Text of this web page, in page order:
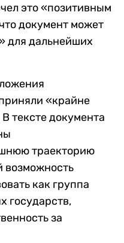
это «позитивным
документ может
для дальнейших
«крайне
тексте документа
траекторию
возможность
как группа
государств,
за